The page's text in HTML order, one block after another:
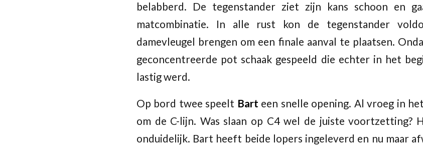
belabberd. De tegenstander ziet zijn kans schoon en
matcombinatie. In alle rust kon de tegenstander
damevleugel brengen om een finale aanval te plaatsen.
geconcentreerde pot schaak gespeeld die echter in het
lastig werd.
Op bord twee speelt Bart een snelle opening. Al vroeg in
om de C-lijn. Was slaan op C4 wel de juiste voortzetting?
onduidelijk. Bart heeft beide lopers ingeleverd en nu maar